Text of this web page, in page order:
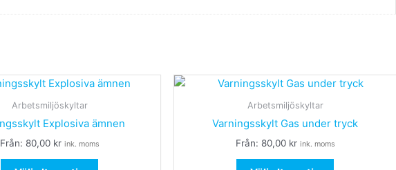
Arbetsmiljöskyltar
Explosiva ämnen
Från: 80,00 kr ink. moms
Den
flera
Arbetsmiljöskyltar
Varningsskylt Gas under tryck
Från: 80,00 kr ink. moms
Den
har
flera